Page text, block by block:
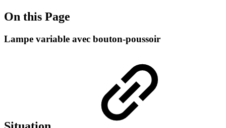
On this Page
Lampe variable avec bouton-poussoir